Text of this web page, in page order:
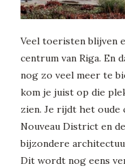
Veel toeristen blijven
centrum van Riga. En
nog zo veel meer te
kom je juist op die
zien. Je rijdt het
Nouveau District en
bijzondere
Dit wordt nog eens